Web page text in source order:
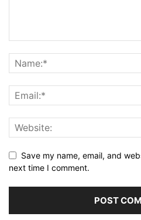
Save my name, email, and
next time I comment.